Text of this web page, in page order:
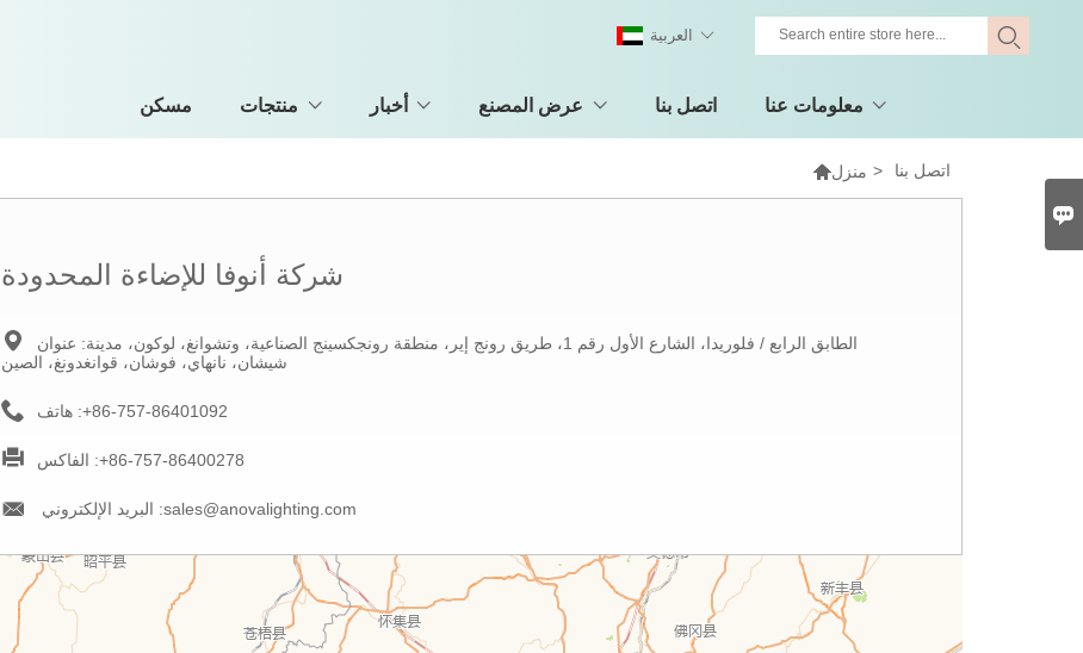
مسكن منتجات أخبار عرض المصنع اتصل بنا معلومات عنا
العربية
منزل > اتصل بنا
شركة أنوفا للإضاءة المحدودة
 عنوان :الطابق الرابع / فلوريدا، الشارع الأول رقم 1، طريق رونج إير، منطقة رونجكسينج الصناعية، وتشوانغ، لوكون، مدينة
شيشان، نانهاي، فوشان، قوانغدونغ، الصين
 هاتف :+86-757-86401092
 الفاكس :+86-757-86400278
 البريد الإلكتروني :sales@anovalighting.com
